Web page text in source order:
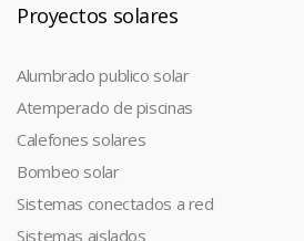
Proyectos solares
Alumbrado publico solar
Atemperado de piscinas
Calefones solares
Bombeo solar
Sistemas conectados a red
Sistemas aislados